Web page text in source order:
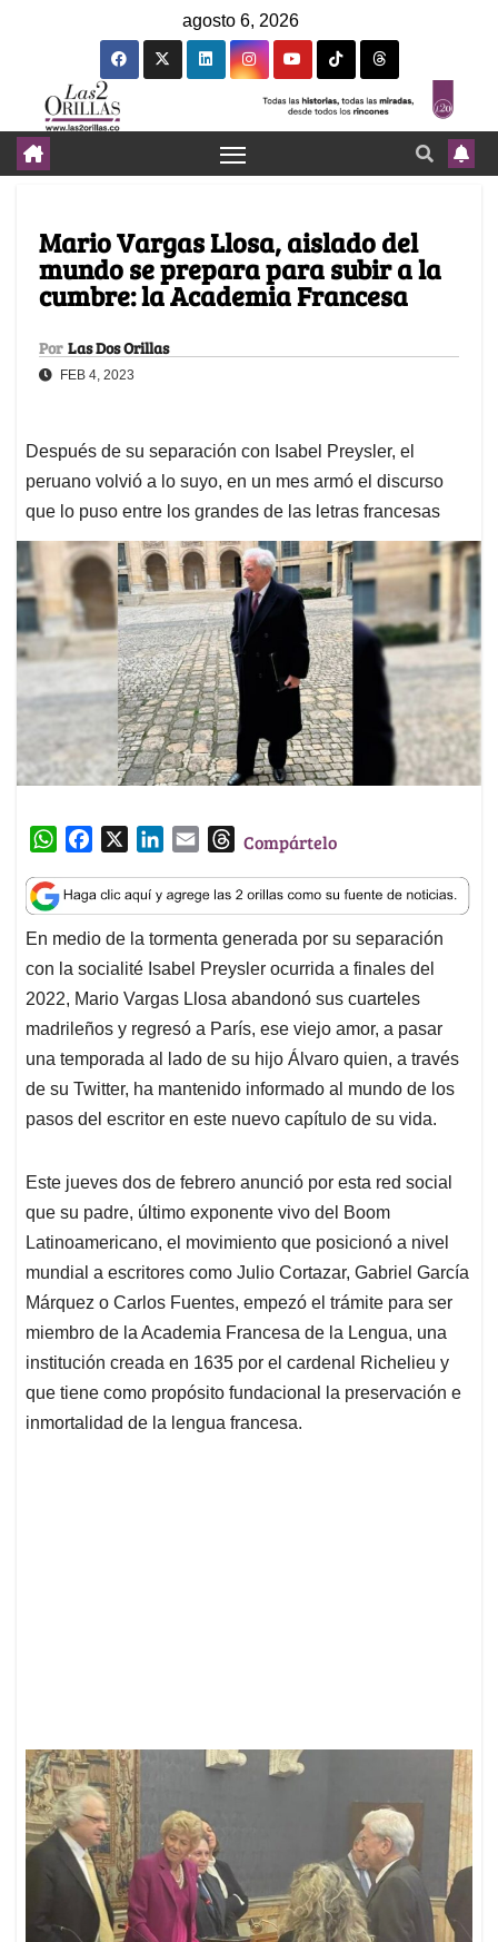
agosto 6, 2026
Mario Vargas Llosa, aislado del
mundo se prepara para subir a la
cumbre: la Academia Francesa
Por Las Dos Orillas
FEB 4, 2023
Después de su separación con Isabel Preysler, el
peruano volvió a lo suyo, en un mes armó el discurso
que lo puso entre los grandes de las letras francesas
W
a
t
s
A
p
p
c
e
b
o
o
k
n
k
e
d
I
n
a
i
l
T
r
e
a
d
s
Compártelo
En medio de la tormenta generada por su separación
con la socialité Isabel Preysler ocurrida a finales del
2022, Mario Vargas Llosa abandonó sus cuarteles
madrileños y regresó a París, ese viejo amor, a pasar
una temporada al lado de su hijo Álvaro quien, a través
de su Twitter, ha mantenido informado al mundo de los
pasos del escritor en este nuevo capítulo de su vida.
Este jueves dos de febrero anunció por esta red social
que su padre, último exponente vivo del Boom
Latinoamericano, el movimiento que posicionó a nivel
mundial a escritores como Julio Cortazar, Gabriel García
Márquez o Carlos Fuentes, empezó el trámite para ser
miembro de la Academia Francesa de la Lengua, una
institución creada en 1635 por el cardenal Richelieu y
que tiene como propósito fundacional la preservación e
inmortalidad de la lengua francesa.